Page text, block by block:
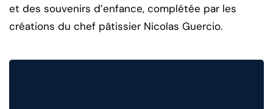
et des souvenirs d’enfance, complétée par les
créations du chef pâtissier Nicolas Guercio.